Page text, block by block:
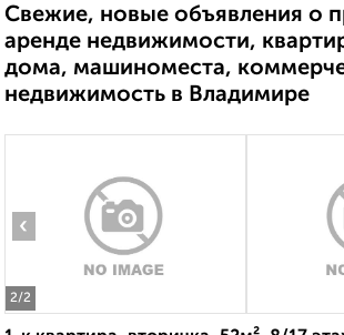
Свежие, новые объявления о
аренде недвижимости,
дома, машиноместа,
недвижимость в Владимире
2/2
‹